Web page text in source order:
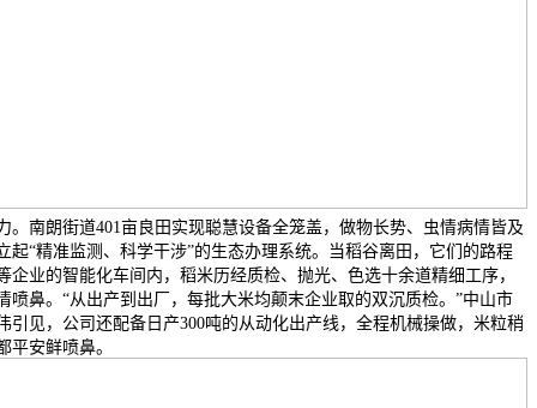
。南朗街道401亩良田实现聪慧设备全笼盖，做物长势、虫情病情皆及
起“精准监测、科学干涉”的生态办理系统。当稻谷离田，它们的路程
企业的智能化车间内，稻米历经质检、抛光、色选十余道精细工序，
喷鼻。“从出产到出厂，每批大米均颠末企业取的双沉质检。”中山市
引见，公司还配备日产300吨的从动化出产线，全程机械操做，米粒稍
平安鲜喷鼻。